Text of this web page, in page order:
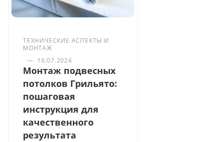
ТЕХНИЧЕСКИЕ АСПЕКТЫ И
МОНТАЖ
— 16.07.2024
Монтаж подвесных
потолков Грильято:
пошаговая
инструкция для
качественного
результата